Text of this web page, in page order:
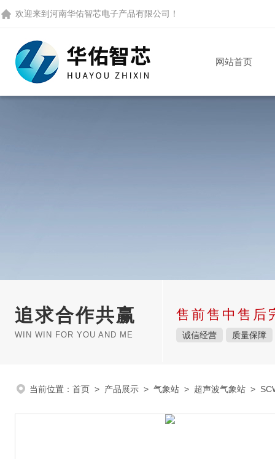
欢迎来到 河南华佑智芯电子产品有限公司 ！
网站首页
追求合作共赢
WIN WIN FOR YOU AND ME
售前售中售后
诚信经营 质量保障
当前位置： 首页 > 产品展示 > 气象站 > 超声波气象站 >